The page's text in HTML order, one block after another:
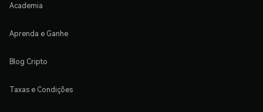
Academia
Aprenda e Ganhe
Blog Cripto
Taxas e Condições